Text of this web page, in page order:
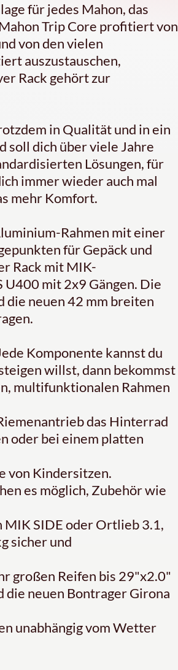
für jedes Mahon, das
Trip Core profitiert von
von den vielen
auszustauschen,
Rack gehört zur
in Qualität und in ein
soll dich über viele Jahre
Lösungen, für
immer wieder auch mal
mehr Komfort.
Rahmen mit einer
für Gepäck und
Rack mit MIK-
mit 2x9 Gängen. Die
die neuen 42 mm breiten
Komponente kannst du
willst, dann bekommst
multifunktionalen Rahmen
das Hinterrad
oder bei einem platten
von Kindersitzen.
es möglich, Zubehör wie
MIK SIDE oder Ortlieb 3.1,
sicher und
großen Reifen bis 29"x2.0"
die neuen Bontrager Girona
unabhängig vom Wetter